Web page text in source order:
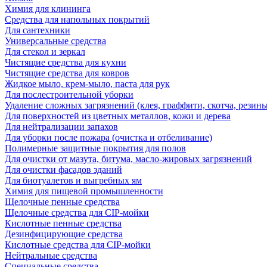
Химия для клининга
Средства для напольных покрытий
Для сантехники
Универсальные средства
Для стекол и зеркал
Чистящие средства для кухни
Чистящие средства для ковров
Жидкое мыло, крем-мыло, паста для рук
Для послестроительной уборки
Удаление сложных загрязнений (клея, граффити, скотча,
Для поверхностей из цветных металлов, кожи и дерева
Для нейтрализации запахов
Для уборки после пожара (очистка и отбеливание)
Полимерные защитные покрытия для полов
Для очистки от мазута, битума, масло-жировых загрязнений
Для очистки фасадов зданий
Для биотуалетов и выгребных ям
Химия для пищевой промышленности
Щелочные пенные средства
Щелочные средства для CIP-мойки
Кислотные пенные средства
Дезинфицирующие средства
Кислотные средства для CIP-мойки
Нейтральные средства